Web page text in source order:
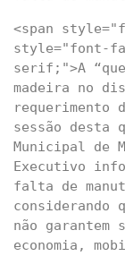
<span
style="font-
serif;">A
madeira no
requerimento
sessão desta
Municipal de
Executivo
falta de
considerando
não garantem
economia,